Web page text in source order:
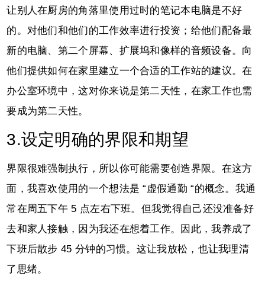
让别人在厨房的角落里使用过时的笔记本电脑是不好
的。对他们和他们的工作效率进行投资；给他们配备最
新的电脑、第二个屏幕、扩展坞和像样的音频设备。向
他们提供如何在家里建立一个合适的工作站的建议。在
办公室环境中，这对你来说是第二天性，在家工作也需
要成为第二天性。
3.设定明确的界限和期望
界限很难强制执行，所以你可能需要创造界限。在这方
面，我喜欢使用的一个想法是 “虚假通勤 “的概念。我通
常在周五下午 5 点左右下班。但我觉得自己还没准备好
去和家人接触，因为我还在想着工作。因此，我养成了
下班后散步 45 分钟的习惯。这让我放松，也让我理清
了思绪。